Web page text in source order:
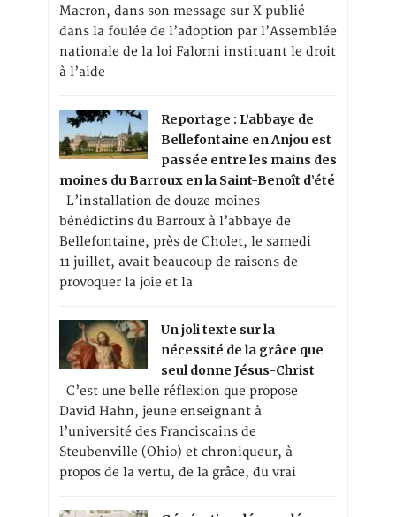
Macron, dans son message sur X publié
dans la foulée de l’adoption par l’Assemblée
nationale de la loi Falorni instituant le droit
à l’aide
Reportage : L’abbaye de
Bellefontaine en Anjou est
passée entre les mains des
moines du Barroux en la Saint-Benoît d’été
L’installation de douze moines
bénédictins du Barroux à l’abbaye de
Bellefontaine, près de Cholet, le samedi
11 juillet, avait beaucoup de raisons de
provoquer la joie et la
Un joli texte sur la
nécessité de la grâce que
seul donne Jésus-Christ
C’est une belle réflexion que propose
David Hahn, jeune enseignant à
l’université des Franciscains de
Steubenville (Ohio) et chroniqueur, à
propos de la vertu, de la grâce, du vrai